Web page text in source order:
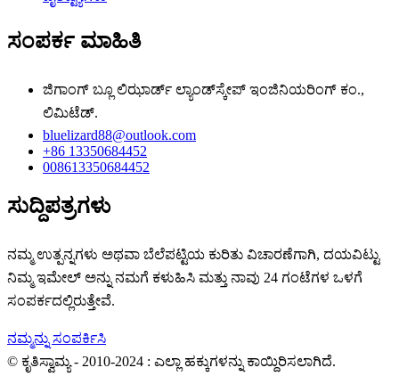
ಸಂಪರ್ಕ ಮಾಹಿತಿ
ಜಿಗಾಂಗ್ ಬ್ಲೂ ಲಿಝಾರ್ಡ್ ಲ್ಯಾಂಡ್‌ಸ್ಕೇಪ್ ಇಂಜಿನಿಯರಿಂಗ್ ಕಂ.,
ಲಿಮಿಟೆಡ್.
bluelizard88@outlook.com
+86 13350684452
008613350684452
ಸುದ್ದಿಪತ್ರಗಳು
ನಮ್ಮ ಉತ್ಪನ್ನಗಳು ಅಥವಾ ಬೆಲೆಪಟ್ಟಿಯ ಕುರಿತು ವಿಚಾರಣೆಗಾಗಿ, ದಯವಿಟ್ಟು
ನಿಮ್ಮ ಇಮೇಲ್ ಅನ್ನು ನಮಗೆ ಕಳುಹಿಸಿ ಮತ್ತು ನಾವು 24 ಗಂಟೆಗಳ ಒಳಗೆ
ಸಂಪರ್ಕದಲ್ಲಿರುತ್ತೇವೆ.
ನಮ್ಮನ್ನು ಸಂಪರ್ಕಿಸಿ
© ಕೃತಿಸ್ವಾಮ್ಯ - 2010-2024 : ಎಲ್ಲಾ ಹಕ್ಕುಗಳನ್ನು ಕಾಯ್ದಿರಿಸಲಾಗಿದೆ.